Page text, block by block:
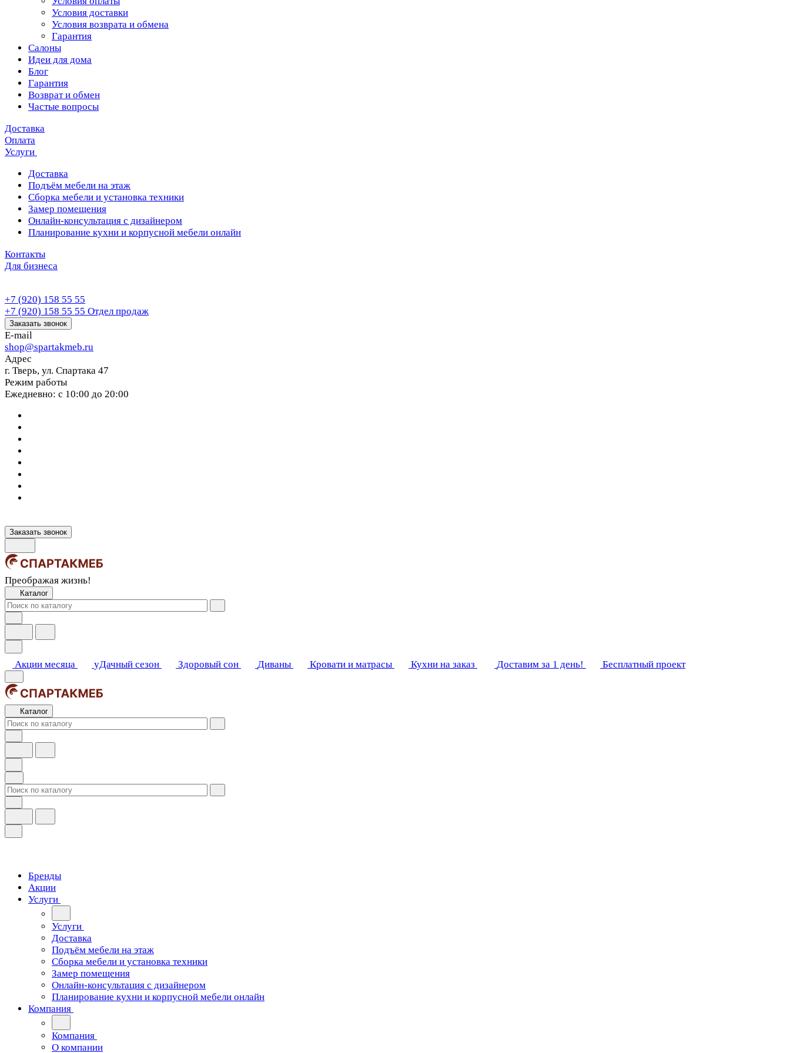
Условия доставки
Условия возврата и обмена
Гарантия
Салоны
Идеи для дома
Блог
Гарантия
Возврат и обмен
Частые вопросы
Доставка
Оплата
Услуги
Доставка
Подъём мебели на этаж
Сборка мебели и установка техники
Замер помещения
Онлайн-консультация с дизайнером
Планирование кухни и корпусной мебели онлайн
Контакты
Для бизнеса
+7 (920) 158 55 55
+7 (920) 158 55 55 Отдел продаж
Заказать звонок
E-mail
shop@spartakmeb.ru
Адрес
г. Тверь, ул. Спартака 47
Режим работы
Ежедневно: с 10:00 до 20:00
Заказать звонок
Преображая жизнь!
Каталог
Акции месяца уДачный сезон Здоровый сон Диваны Кровати и матрасы Кухни на заказ Доставим за 1 день! Бесплатный проект
Каталог
Бренды
Акции
Услуги
Услуги
Доставка
Подъём мебели на этаж
Сборка мебели и установка техники
Замер помещения
Онлайн-консультация с дизайнером
Планирование кухни и корпусной мебели онлайн
Компания
Компания
О компании